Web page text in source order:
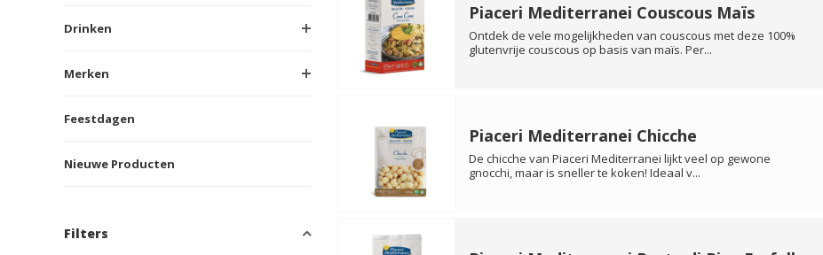
Drinken
Merken
Feestdagen
Nieuwe Producten
Filters
Piaceri Mediterranei Couscous Maïs
Ontdek de vele mogelijkheden van couscous met deze 100%
glutenvrije couscous op basis van maïs. Per...
Piaceri Mediterranei Chicche
De chicche van Piaceri Mediterranei lijkt veel op gewone
gnocchi, maar is sneller te koken! Ideaal v...